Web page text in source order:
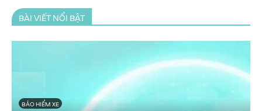
BÀI VIẾT NỔI BẬT
BẢO HIỂM XE